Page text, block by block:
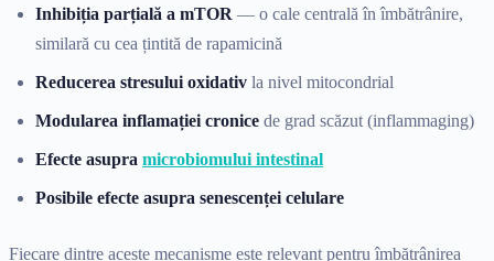
Inhibiția parțială a mTOR — o cale centrală în îmbătrânire,
similară cu cea țintită de rapamicină
Reducerea stresului oxidativ la nivel mitocondrial
Modularea inflamației cronice de grad scăzut (inflammaging)
Efecte asupra microbiomului intestinal
Posibile efecte asupra senescenței celulare
Fiecare dintre aceste mecanisme este relevant pentru îmbătrânirea